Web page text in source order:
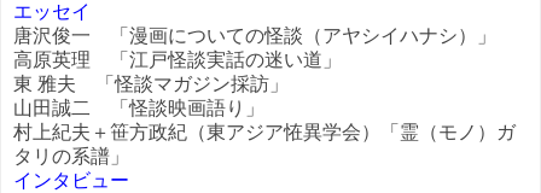
エッセイ
唐沢俊一 「漫画についての怪談（アヤシイハナシ）」
高原英理 「江戸怪談実話の迷い道」
東 雅夫 「怪談マガジン採訪」
山田誠二 「怪談映画語り」
村上紀夫＋笹方政紀（東アジア恠異学会）「霊（モノ）ガ
タリの系譜」
インタビュー